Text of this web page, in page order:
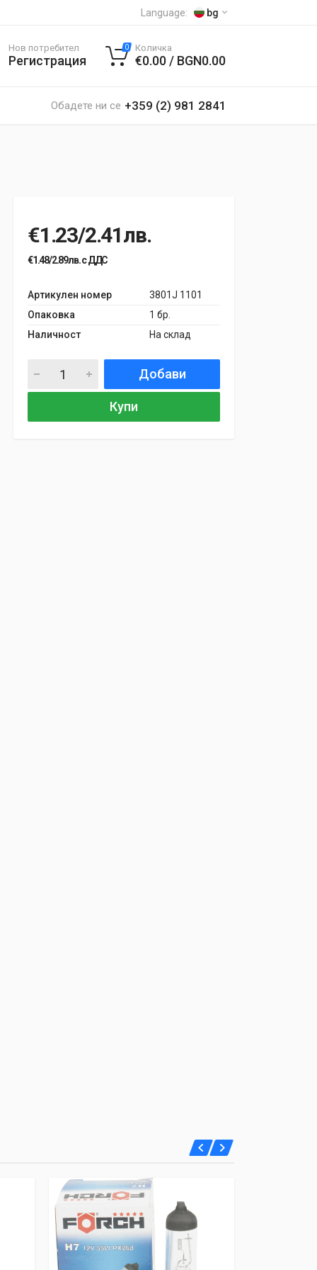
Language: bg
Обадете ни се +359 (2) 981 2841
Нов потребител
Регистрация
0 Количка
€0.00 / BGN0.00
€1.23/2.41лв.
€1.48/2.89лв. с ДДС
Артикулен номер
3801J 1101
Опаковка
1 бр.
Наличност
На склад
Добави
Купи